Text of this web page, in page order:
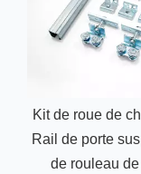
Kit de roue de
Rail de porte
de rouleau